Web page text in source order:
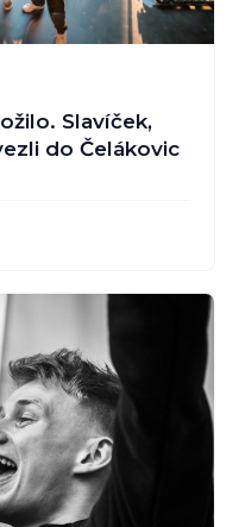
Slavíček,
do Čelákovic